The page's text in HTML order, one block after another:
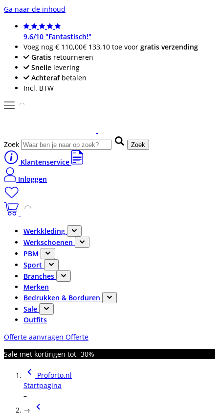
Ga naar de inhoud
9.6/10 "Fantastisch!"
Voeg nog € 110,00€ 133,10 toe voor gratis verzending
Gratis retourneren
Snelle levering
Achterafbetalen
Incl. BTW
Zoek Zoek
Klantenservice
Inloggen
Werkkleding
Werkschoenen
PBM
Sport
Branches
Merken
Bedrukken & Borduren
Sale
Outfits
Offerte aanvragen Offerte
Sale met kortingen tot -30%
Proforto.nl
Startpagina
–
→